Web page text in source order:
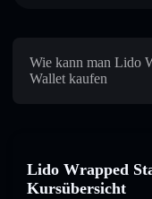
Wie kann man Lido
Wallet kaufen
Lido Wrapped
Kursübersicht